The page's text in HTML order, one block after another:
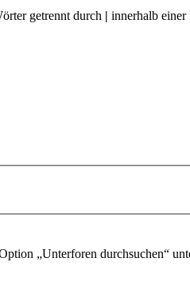
getrennt durch | innerhalb
„Unterforen durchsuchen“